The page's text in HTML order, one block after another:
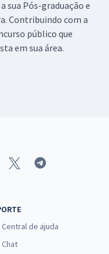
sua Pós-graduação e
Contribuindo com a
público que
em sua área.
Central de ajuda
Chat